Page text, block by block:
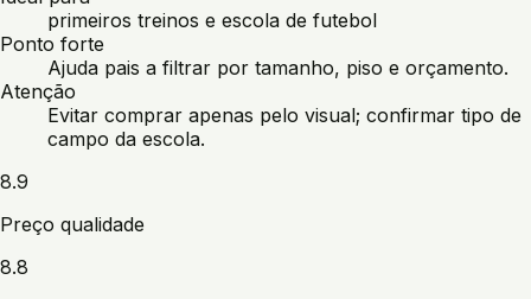
primeiros treinos e escola de futebol
Ponto forte
Ajuda pais a filtrar por tamanho, piso e orçamento.
Atenção
Evitar comprar apenas pelo visual; confirmar tipo de
campo da escola.
8.9
Preço qualidade
8.8